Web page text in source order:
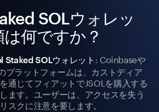
SOLウォレッ
は何ですか？
Staked SOLウォレット : Coinbaseや
プラットフォームは、カストディア
通じてフィアットでJSOLを購入する
ます。ユーザーは、アクセスを失う
スクに注意を要します。